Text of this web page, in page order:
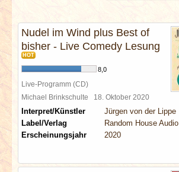
SPECIALS
REDAKTION
LINKS
ARCHIV
Nudel im Wind plus Best of
bisher - Live Comedy Lesung
HOT
8,0
Live-Programm (CD)
Michael Brinkschulte 18. Oktober 2020
Interpret/Künstler
Jürgen von der Lippe
Label/Verlag
Random House Audio
Erscheinungsjahr
2020